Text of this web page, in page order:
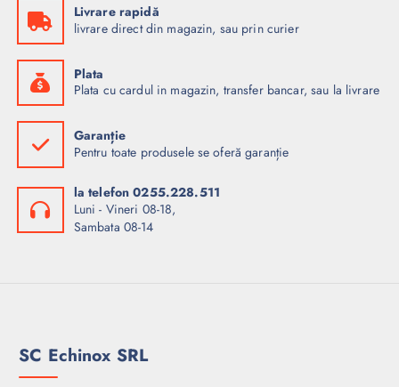
Livrare rapidă
livrare direct din magazin, sau prin curier
Plata
Plata cu cardul in magazin, transfer bancar, sau la livrare
Garanție
Pentru toate produsele se oferă garanție
la telefon 0255.228.511
Luni - Vineri 08-18,
Sambata 08-14
SC Echinox SRL